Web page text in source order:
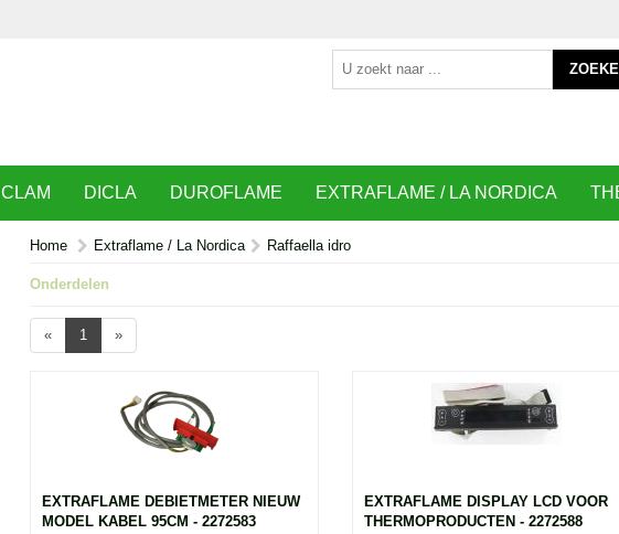
CLAM DICLA DUROFLAME EXTRAFLAME / LA NORDICA
Home Extraflame / La Nordica Raffaella idro
Onderdelen
« 1 »
EXTRAFLAME DEBIETMETER NIEUW
MODEL KABEL 95CM - 2272583
EXTRAFLAME DISPLAY LCD VOOR
THERMOPRODUCTEN - 2272588